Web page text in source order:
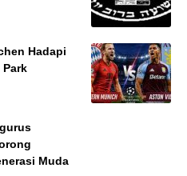
Hadapi
Muda